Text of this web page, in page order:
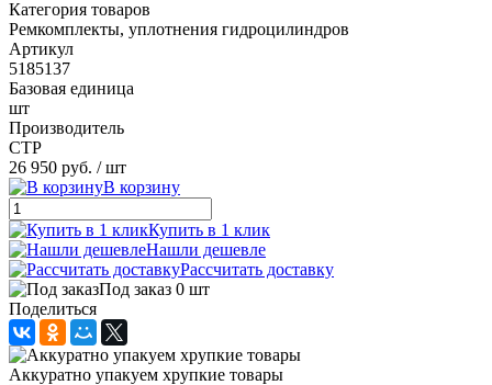
Категория товаров
Ремкомплекты, уплотнения гидроцилиндров
Артикул
5185137
Базовая единица
шт
Производитель
CTP
26 950 руб. / шт
В корзину
Купить в 1 клик
Нашли дешевле
Рассчитать доставку
Под заказ 0 шт
Поделиться
Аккуратно упакуем хрупкие товары